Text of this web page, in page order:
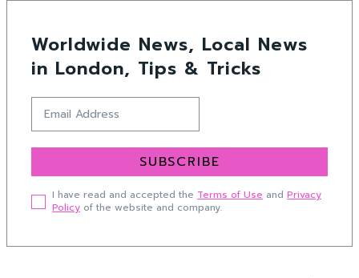
Worldwide News, Local News
in London, Tips & Tricks
SUBSCRIBE
I have read and accepted the Terms of Use and Privacy
Policy of the website and company.